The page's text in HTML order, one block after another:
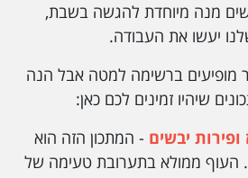
מנה מיוחדת להגשה בשבת,
יעשו את העבודה.
מופיעים ברשימה למטה אבל הנה
שיהיו זמינים לכם כאן:
יבשים - המתכון הזה הוא
העוף ממולא בתערובת טעימה של